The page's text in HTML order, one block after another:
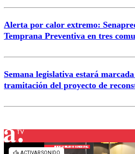
Alerta por calor extremo:
Temprana Preventiva en tres
Semana legislativa estará
tramitación del proyecto de